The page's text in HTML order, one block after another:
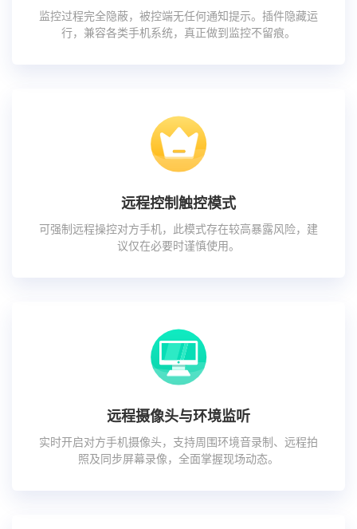
监控过程完全隐蔽，被控端无任何通知提示。插件隐藏运
行，兼容各类手机系统，真正做到监控不留痕。
远程控制触控模式
可强制远程操控对方手机，此模式存在较高暴露风险，建
议仅在必要时谨慎使用。
远程摄像头与环境监听
实时开启对方手机摄像头，支持周围环境音录制、远程拍
照及同步屏幕录像，全面掌握现场动态。